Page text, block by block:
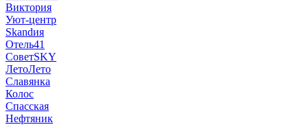
Виктория
Уют-центр
Skandия
Отель41
СоветSKY
ЛетоЛето
Славянка
Колос
Спасская
Нефтяник